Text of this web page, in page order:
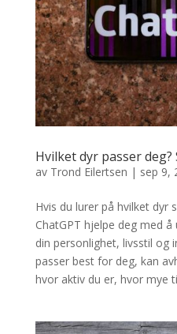
Hvilket dyr passer
av Trond Eilertsen | sep 9,
Hvis du lurer på hvilket dyr
ChatGPT hjelpe deg med
din personlighet, livsstil og
passer best for deg, kan
hvor aktiv du er, hvor mye